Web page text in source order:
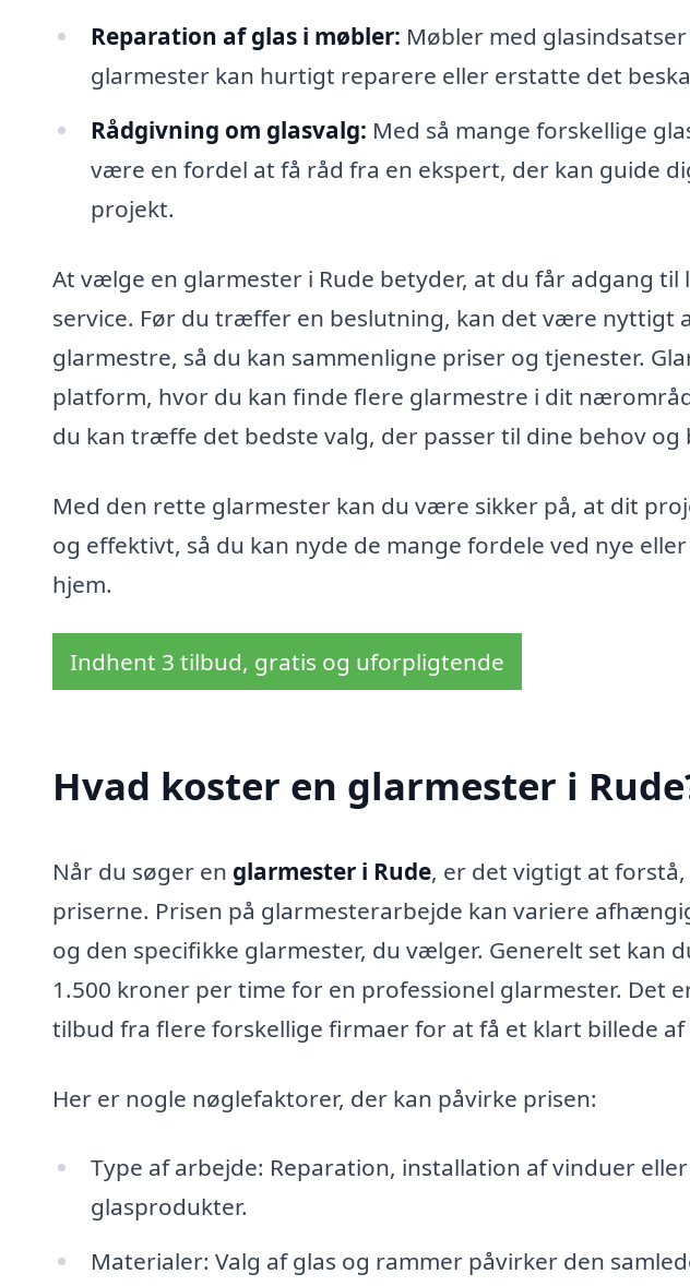
Reparation af glas i møbler: Møbler med
glarmester kan hurtigt reparere eller erstatte det
Rådgivning om glasvalg: Med så mange forskellige
være en fordel at få råd fra en ekspert, der kan guide
projekt.
At vælge en glarmester i Rude betyder, at du får adgang til
service. Før du træffer en beslutning, kan det være nyttigt
glarmestre, så du kan sammenligne priser og tjenester.
platform, hvor du kan finde flere glarmestre i dit
du kan træffe det bedste valg, der passer til dine behov og
Med den rette glarmester kan du være sikker på, at dit
og effektivt, så du kan nyde de mange fordele ved nye
hjem.
Indhent 3 tilbud, gratis og uforpligtende
Hvad koster en glarmester i
Når du søger en glarmester i Rude, er det vigtigt at
priserne. Prisen på glarmesterarbejde kan variere
og den specifikke glarmester, du vælger. Generelt set kan
1.500 kroner per time for en professionel glarmester. Det
tilbud fra flere forskellige firmaer for at få et klart billede
Her er nogle nøglefaktorer, der kan påvirke prisen:
Type af arbejde: Reparation, installation af vinduer
glasprodukter.
Materialer: Valg af glas og rammer påvirker den